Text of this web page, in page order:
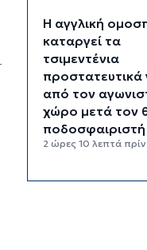
Η αγγλική
καταργεί τα
τσιμεντένια
από τον
χώρο μετά τον
ποδοσφαιριστή
2 ώρες 10 λεπτά πρίν